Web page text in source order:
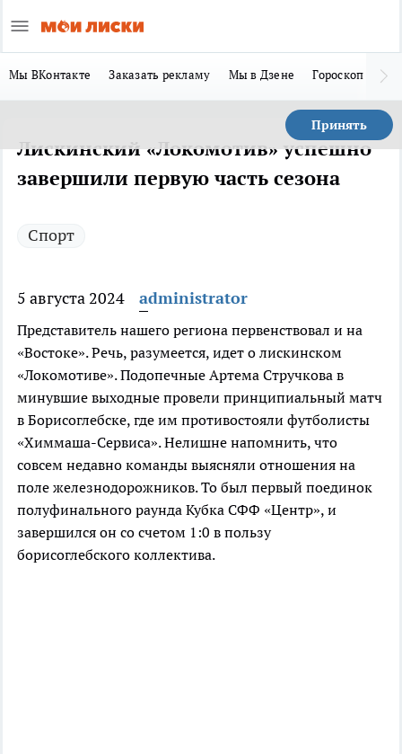
Мы ВКонтакте Заказать рекламу Мы в Дзене Гороскоп
Принять
Лискинский «Локомотив» успешно
завершили первую часть сезона
Спорт
5 августа 2024 administrator
Представитель нашего региона первенствовал и на
«Востоке». Речь, разумеется, идет о лискинском
«Локомотиве». Подопечные Артема Стручкова в
минувшие выходные провели принципиальный матч
в Борисоглебске, где им противостояли футболисты
«Химмаша-Сервиса». Нелишне напомнить, что
совсем недавно команды выясняли отношения на
поле железнодорожников. То был первый поединок
полуфинального раунда Кубка СФФ «Центр», и
завершился он со счетом 1:0 в пользу
борисоглебского коллектива.